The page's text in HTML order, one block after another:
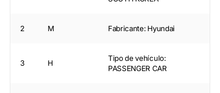
2 M Fabricante: Hyundai
3 H
Tipo de vehículo:
PASSENGER CAR